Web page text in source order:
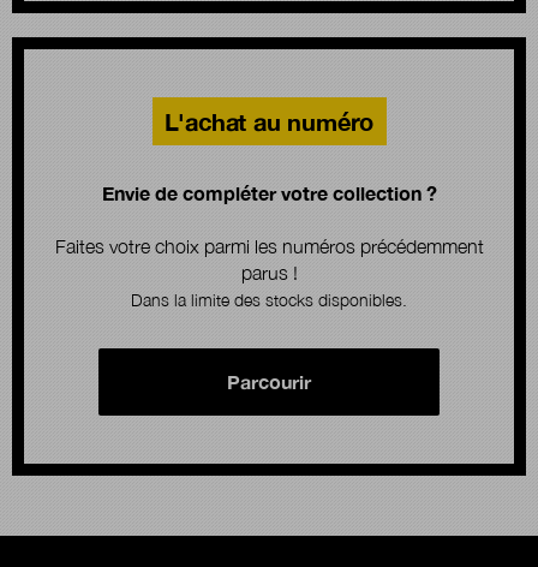
L'achat au numéro
Envie de compléter votre collection ?
Faites votre choix parmi les numéros précédemment
parus !
Dans la limite des stocks disponibles.
Parcourir